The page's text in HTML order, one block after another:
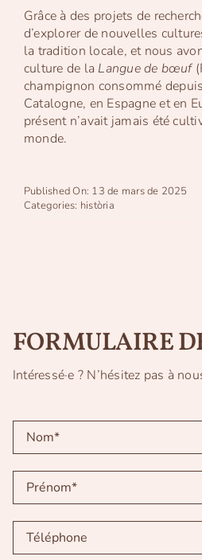
Grâce à des projets de
d’explorer de nouvelles
la tradition locale, et nous
culture de la Langue de bœuf
champignon consommé
Catalogne, en Espagne et en
présent n’avait jamais été
monde.
Published On: 13 de mars de 2025
Categories: història
FORMULAIRE
Intéressé·e ? N’hésitez pas à